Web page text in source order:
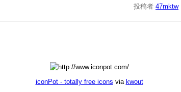
投稿者 47mktw|
iconPot - totally free icons via kwout